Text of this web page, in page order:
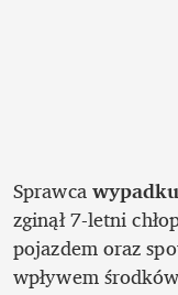
Sprawca
zginął 7-letni
pojazdem oraz
wpływem